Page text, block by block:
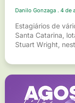
Danilo Gonzaga 4 de
Estagiários de
Santa Catarina,
Stuart Wright,